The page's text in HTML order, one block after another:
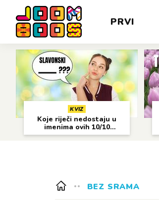
PRVI
KVIZ
Koje riječi nedostaju u
imenima ovih 10/10
gradova?
BEZ SRAMA